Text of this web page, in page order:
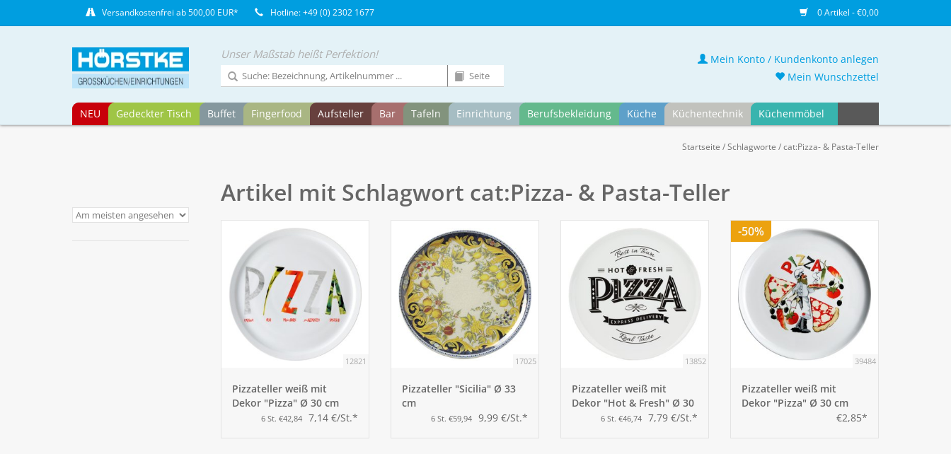
Versandkostenfrei ab 500,00 EUR* Hotline: +49 (0) 2302 1677 0 Artikel - €0,00
Unser Maßstab heißt Perfektion!
NEU Gedeckter Tisch Buffet Fingerfood Aufsteller Bar Tafeln Einrichtung Berufsbekleidung Küche Küchentechnik Küchenmöbel
Mein Konto / Kundenkonto anlegen
Mein Wunschzettel
Startseite /Schlagworte /cat:Pizza- & Pasta-Teller
Artikel mit Schlagwort cat:Pizza- & Pasta-Teller
12821
Pizzateller weiß mit
Dekor "Pizza" Ø 30 cm
6 St. €42,84 7,14 €/St.*
17025
Pizzateller "Sicilia" Ø 33
cm
6 St. €59,94 9,99 €/St.*
13852
Pizzateller weiß mit
Dekor "Hot & Fresh" Ø 30
6 St. €46,74 7,79 €/St.*
-50%
39484
Pizzateller weiß mit
Dekor "Pizza" Ø 30 cm
€2,85*